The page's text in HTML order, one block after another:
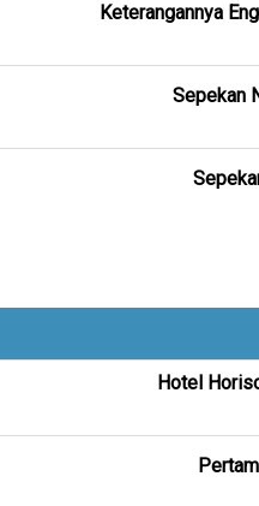
Keterangannya
Sepekan
Hotel